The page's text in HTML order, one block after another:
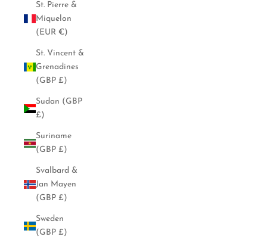
St. Pierre &
Miquelon
(EUR €)
St. Vincent &
Grenadines
(GBP £)
Sudan (GBP
£)
Suriname
(GBP £)
Svalbard &
Jan Mayen
(GBP £)
Sweden
(GBP £)